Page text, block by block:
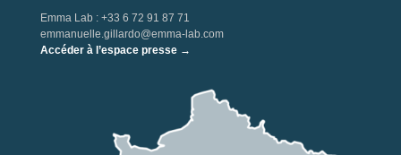
Emma Lab : +33 6 72 91 87 71
emmanuelle.gillardo@emma-lab.com
Accéder à l’espace presse →